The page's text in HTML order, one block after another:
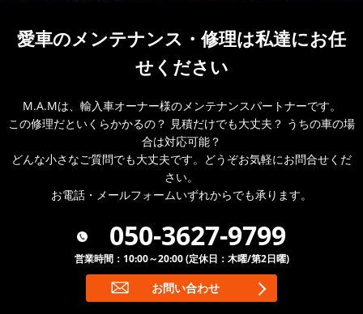
愛車のメンテナンス・ 修理は私達にお任
せください
M.A.Mは、輸入車オーナー様のメンテナンスパートナーです。
この修理だといくらかかるの？ 見積だけでも大丈夫？ うちの車の場
合は対応可能？
どんな小さなご質問でも大丈夫です。どうぞお気軽にお問合せくだ
さい。
お電話・メールフォームいずれからでも承ります。
050-3627-9799
営業時間：10:00～20:00 (定休日：木曜/第2日曜)
お問い合わせ